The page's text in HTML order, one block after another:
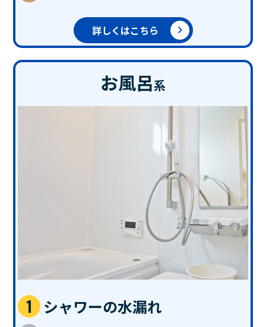
詳しくはこちら
お風呂系
シャワーの水漏れ